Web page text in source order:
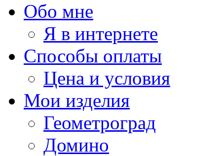
Обо мне
Я в интернете
Способы оплаты
Цена и условия
Мои изделия
Геометроград
Домино